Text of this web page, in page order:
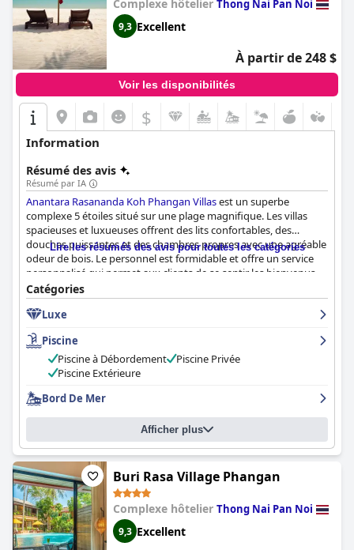
Complexe hôtelier Thong Nai Pan Noi
9,3 Excellent
À partir de 248 $
Voir les disponibilités
$
Information
Résumé des avis
Résumé par IA
Anantara Rasananda Koh Phangan Villasest un superbe
complexe 5 étoiles situé sur une plage magnifique. Les villas
spacieuses et luxueuses offrent des lits confortables, des
douches puissantes et des chambres propres avec une agréable
odeur de bois. Le personnel est formidable et offre un service
personnalisé qui permet aux clients de se sentir les bienvenus.
La plage est calme, propre et sûre, ce qui en fait un lieu idéal
pour les familles avec des bébés. L'emplacement est parfait pour
ceux qui cherchent à se détendre et à se relaxer, tout en ayant la
possibilité d'explorer le village local. Bien que la piscine reçoive
des critiques mitigées, l'espace extérieur est charmant et
accueillant pour la plupart des visiteurs. Dans l'ensemble,
Anantara Rasananda Koh Phangan Villas
rêve sur une île de rêve.
Lire les résumés des avis pour toutes les catégories
Catégories
Luxe
Piscine
Piscine à Débordement
Piscine Privée
Piscine Extérieure
Bord De Mer
Afficher plus
Buri Rasa Village Phangan
Complexe hôtelier Thong Nai Pan Noi
9,3 Excellent